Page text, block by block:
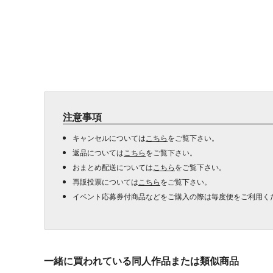
注意事項
キャンセルについては こちらをご覧下さい。
返品については こちらをご覧下さい。
おまとめ配送については こちらをご覧下さい。
再販投票については こちらをご覧下さい。
イベント応募券付商品などをご購入の際は毎度便をご利用く
一緒に買われている同人作品または類似商品